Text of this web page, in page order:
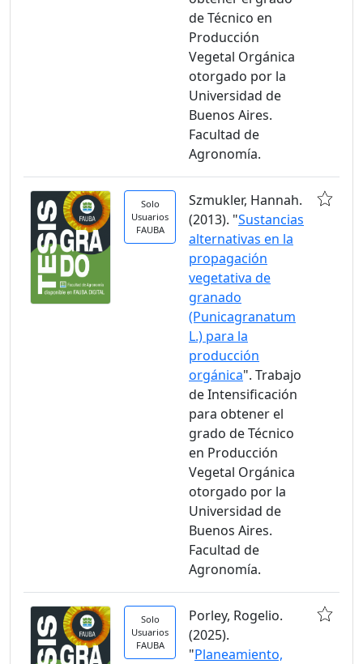
de Técnico en
Producción
Vegetal Orgánica
otorgado por la
Universidad de
Buenos Aires.
Facultad de
Agronomía.
Solo
Usuarios
FAUBA
Szmukler, Hannah.
(2013). "Sustancias
alternativas en la
propagación
vegetativa de
granado
(Punicagranatum
L.) para la
producción
orgánica". Trabajo
de Intensificación
para obtener el
grado de Técnico
en Producción
Vegetal Orgánica
otorgado por la
Universidad de
Buenos Aires.
Facultad de
Agronomía.
Solo
Usuarios
FAUBA
Porley, Rogelio.
(2025).
"Planeamiento,